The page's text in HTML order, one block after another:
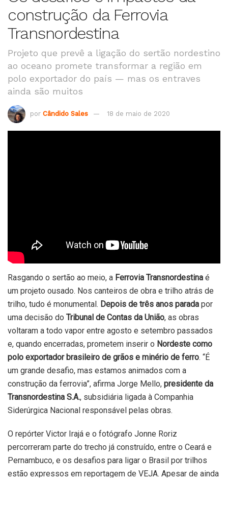
construção da Ferrovia
Transnordestina
Projeto que prevê a ligação do sertão nordestino
ao oceano promete transformar a região em
polo exportador do país — mas os entraves
ainda são muitos
por Cândido Sales 18 de maio de 2020
Rasgando o sertão ao meio, a Ferrovia Transnordestina é
um projeto ousado. Nos canteiros de obra e trilho atrás de
trilho, tudo é monumental. Depois de três anos parada por
uma decisão do Tribunal de Contas da União, as obras
voltaram a todo vapor entre agosto e setembro passados
e, quando encerradas, prometem inserir o Nordeste como
polo exportador brasileiro de grãos e minério de ferro. “É
um grande desafio, mas estamos animados com a
construção da ferrovia”, afirma Jorge Mello, presidente da
Transnordestina S.A., subsidiária ligada à Companhia
Siderúrgica Nacional responsável pelas obras.
O repórter Victor Irajá e o fotógrafo Jonne Roriz
percorreram parte do trecho já construído, entre o Ceará e
Pernambuco, e os desafios para ligar o Brasil por trilhos
estão expressos em reportagem de VEJA. Apesar de ainda